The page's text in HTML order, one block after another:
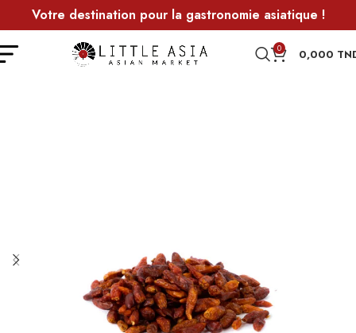
Votre destination pour la gastronomie asiatique !
0 0,000